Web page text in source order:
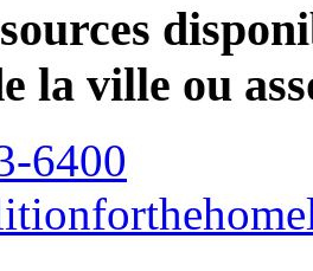
la ville ou
6400